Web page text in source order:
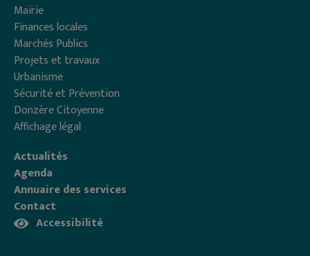
Mairie
Finances locales
Marchés Publics
Projets et travaux
Urbanisme
Sécurité et Prévention
Donzère Citoyenne
Affichage légal
Actualités
Agenda
Annuaire des services
Contact
Accessibilité